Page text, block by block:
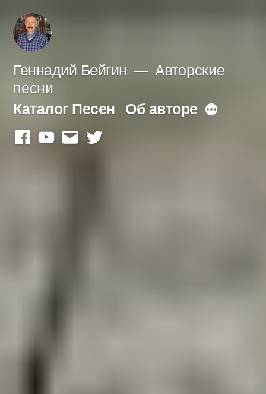
Перейти
содержимому
Геннадий Бейгин
Авторские
песни
Каталог Песен Об авторе Больше
facebook
youtube
mail twitter